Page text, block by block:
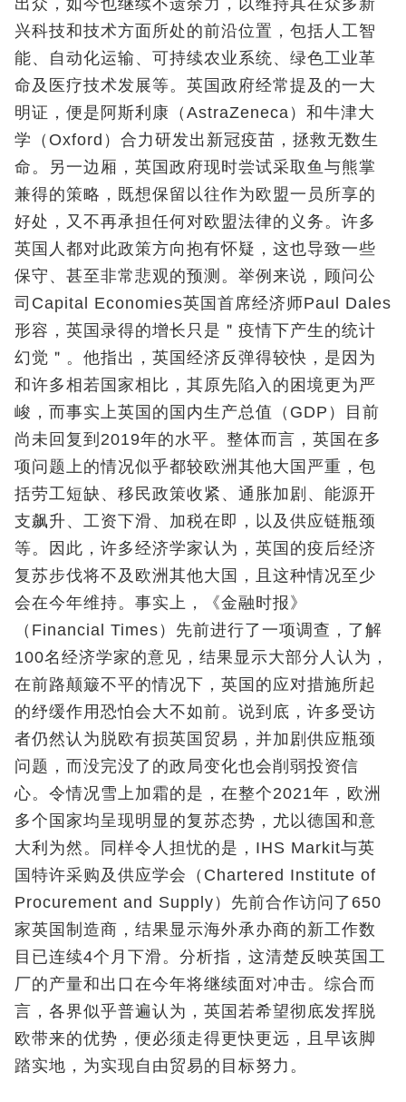
兴科技和技术方面所处的前沿位置，包括人工智
能、自动化运输、可持续农业系统、绿色工业革
命及医疗技术发展等。英国政府经常提及的一大
明证，便是阿斯利康（AstraZeneca）和牛津大
学（Oxford）合力研发出新冠疫苗，拯救无数生
命。另一边厢，英国政府现时尝试采取鱼与熊掌
兼得的策略，既想保留以往作为欧盟一员所享的
好处，又不再承担任何对欧盟法律的义务。许多
英国人都对此政策方向抱有怀疑，这也导致一些
保守、甚至非常悲观的预测。举例来说，顾问公
司Capital Economies英国首席经济师Paul Dales
形容，英国录得的增长只是＂疫情下产生的统计
幻觉＂。他指出，英国经济反弹得较快，是因为
和许多相若国家相比，其原先陷入的困境更为严
峻，而事实上英国的国内生产总值（GDP）目前
尚未回复到2019年的水平。整体而言，英国在多
项问题上的情况似乎都较欧洲其他大国严重，包
括劳工短缺、移民政策收紧、通胀加剧、能源开
支飙升、工资下滑、加税在即，以及供应链瓶颈
等。因此，许多经济学家认为，英国的疫后经济
复苏步伐将不及欧洲其他大国，且这种情况至少
会在今年维持。事实上，《金融时报》
（Financial Times）先前进行了一项调查，了解
100名经济学家的意见，结果显示大部分人认为，
在前路颠簸不平的情况下，英国的应对措施所起
的纾缓作用恐怕会大不如前。说到底，许多受访
者仍然认为脱欧有损英国贸易，并加剧供应瓶颈
问题，而没完没了的政局变化也会削弱投资信
心。令情况雪上加霜的是，在整个2021年，欧洲
多个国家均呈现明显的复苏态势，尤以德国和意
大利为然。同样令人担忧的是，IHS Markit与英
国特许采购及供应学会（Chartered Institute of
Procurement and Supply）先前合作访问了650
家英国制造商，结果显示海外承办商的新工作数
目已连续4个月下滑。分析指，这清楚反映英国工
厂的产量和出口在今年将继续面对冲击。综合而
言，各界似乎普遍认为，英国若希望彻底发挥脱
欧带来的优势，便必须走得更快更远，且早该脚
踏实地，为实现自由贸易的目标努力。